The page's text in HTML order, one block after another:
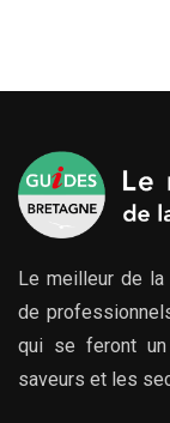
Le meilleur de
de
qui se feront
saveurs et les